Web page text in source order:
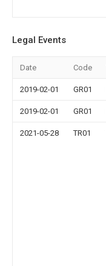
Legal Events
Date Code
2019-02-01 GR01
2019-02-01 GR01
2021-05-28 TR01